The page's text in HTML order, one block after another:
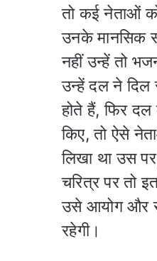
तो कई नेताओं
उनके मानसिक
नहीं उन्हें तो
उन्हें दल ने दिल
होते हैं, फिर
किए, तो ऐसे
लिखा था उस
चरित्र पर तो
उसे आयोग और
रहेगी।